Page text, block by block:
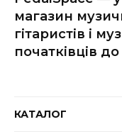
магазин
гітаристів і
початківців
КАТАЛОГ